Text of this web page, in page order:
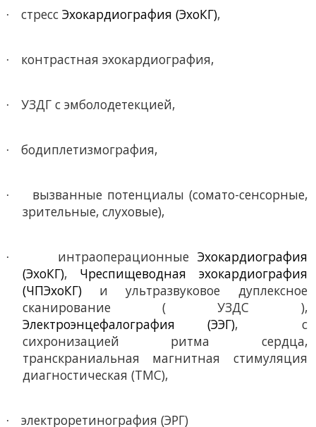
· стрессЭхокардиография (ЭхоКГ),
· контрастная эхокардиография,
· УЗДГ с эмболодетекцией,
· бодиплетизмография,
·
вызванные потенциалы (сомато-сенсорные,
зрительные, слуховые),
· интраоперационные Эхокардиография
(ЭхоКГ), Чреспищеводная эхокардиография
(ЧПЭхоКГ) и ультразвуковое дуплексное
сканирование ( УЗДС ),
Электроэнцефалография (ЭЭГ),
с
сихронизацией ритма сердца,
транскраниальная магнитная стимуляция
диагностическая (ТМС),
· электроретинография (ЭРГ)